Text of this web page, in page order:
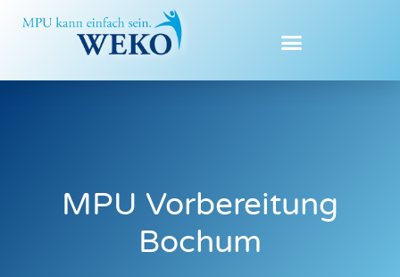
Inhalt
MPU Vorbereitung
Bochum